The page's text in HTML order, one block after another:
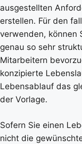
ausgestellten
erstellen. Für den
verwenden, können
genau so sehr
Mitarbeitern
konzipierte
Lebensablauf das
der Vorlage.
Sofern Sie einen
nicht die